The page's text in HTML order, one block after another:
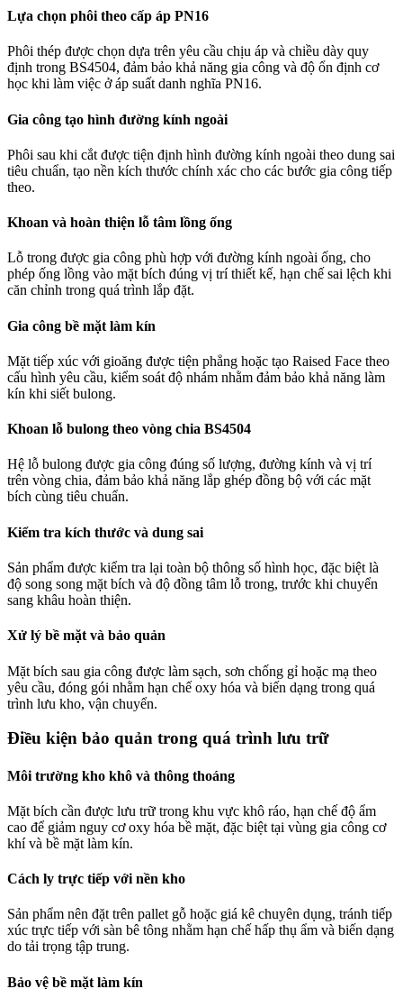
Lựa chọn phôi theo cấp áp PN16
Phôi thép được chọn dựa trên yêu cầu chịu áp và chiều dày quy
định trong BS4504, đảm bảo khả năng gia công và độ ổn định cơ
học khi làm việc ở áp suất danh nghĩa PN16.
Gia công tạo hình đường kính ngoài
Phôi sau khi cắt được tiện định hình đường kính ngoài theo dung sai
tiêu chuẩn, tạo nền kích thước chính xác cho các bước gia công tiếp
theo.
Khoan và hoàn thiện lỗ tâm lồng ống
Lỗ trong được gia công phù hợp với đường kính ngoài ống, cho
phép ống lồng vào mặt bích đúng vị trí thiết kế, hạn chế sai lệch khi
căn chỉnh trong quá trình lắp đặt.
Gia công bề mặt làm kín
Mặt tiếp xúc với gioăng được tiện phẳng hoặc tạo Raised Face theo
cấu hình yêu cầu, kiểm soát độ nhám nhằm đảm bảo khả năng làm
kín khi siết bulong.
Khoan lỗ bulong theo vòng chia BS4504
Hệ lỗ bulong được gia công đúng số lượng, đường kính và vị trí
trên vòng chia, đảm bảo khả năng lắp ghép đồng bộ với các mặt
bích cùng tiêu chuẩn.
Kiểm tra kích thước và dung sai
Sản phẩm được kiểm tra lại toàn bộ thông số hình học, đặc biệt là
độ song song mặt bích và độ đồng tâm lỗ trong, trước khi chuyển
sang khâu hoàn thiện.
Xử lý bề mặt và bảo quản
Mặt bích sau gia công được làm sạch, sơn chống gỉ hoặc mạ theo
yêu cầu, đóng gói nhằm hạn chế oxy hóa và biến dạng trong quá
trình lưu kho, vận chuyển.
Điều kiện bảo quản trong quá trình lưu trữ
Môi trường kho khô và thông thoáng
Mặt bích cần được lưu trữ trong khu vực khô ráo, hạn chế độ ẩm
cao để giảm nguy cơ oxy hóa bề mặt, đặc biệt tại vùng gia công cơ
khí và bề mặt làm kín.
Cách ly trực tiếp với nền kho
Sản phẩm nên đặt trên pallet gỗ hoặc giá kê chuyên dụng, tránh tiếp
xúc trực tiếp với sàn bê tông nhằm hạn chế hấp thụ ẩm và biến dạng
do tải trọng tập trung.
Bảo vệ bề mặt làm kín